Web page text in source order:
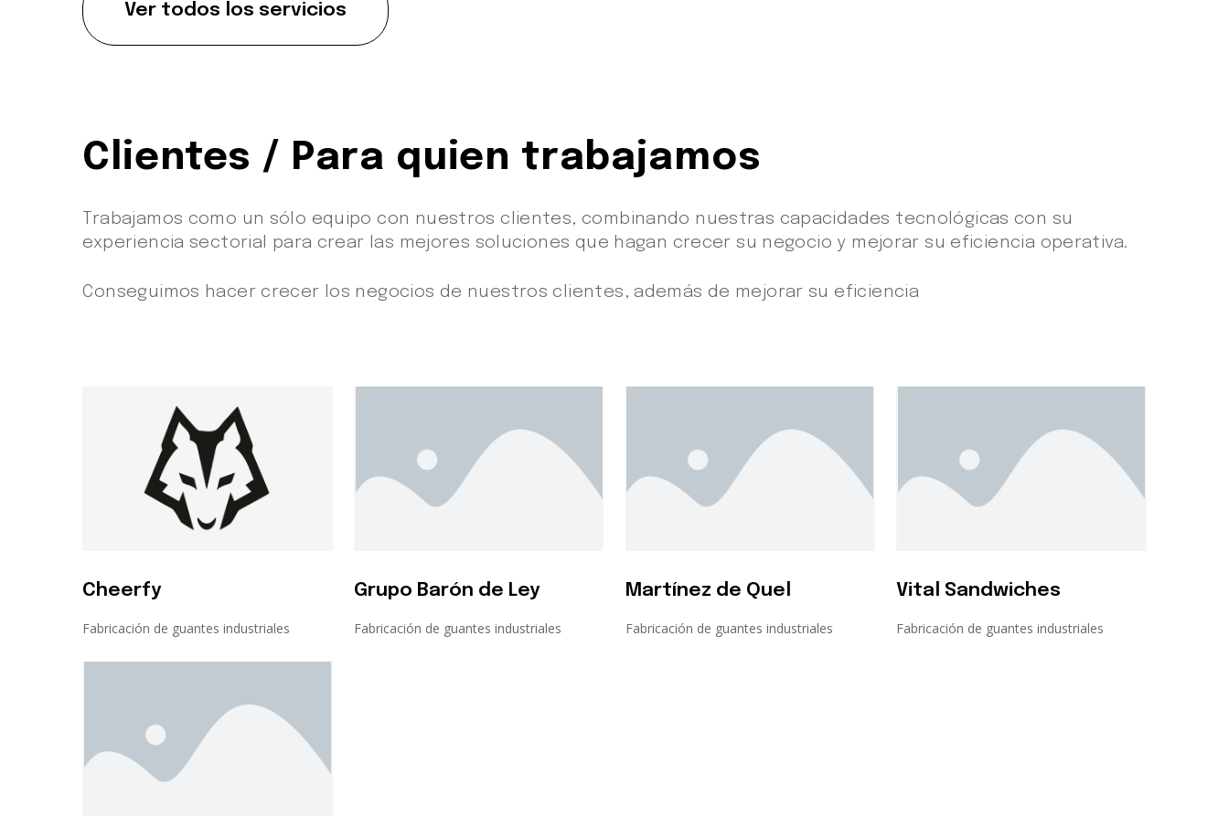
Ver todos los servicios
Clientes / Para quien trabajamos
Trabajamos como un sólo equipo con nuestros clientes, combinando nuestras capacidades tecnológicas con su
experiencia sectorial para crear las mejores soluciones que hagan crecer su negocio y mejorar su eficiencia operativa.
Conseguimos hacer crecer los negocios de nuestros clientes, además de mejorar su eficiencia
Cheerfy
Fabricación de guantes industriales
Grupo Barón de Ley
Fabricación de guantes industriales
Martínez de Quel
Fabricación de guantes industriales
Vital Sandwiches
Fabricación de guantes industriales